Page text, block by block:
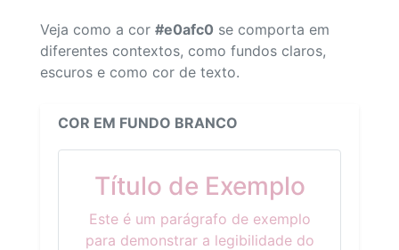
Veja como a cor #e0afc0 se comporta em
diferentes contextos, como fundos claros,
escuros e como cor de texto.
COR EM FUNDO BRANCO
Título de Exemplo
Este é um parágrafo de exemplo
para demonstrar a legibilidade do